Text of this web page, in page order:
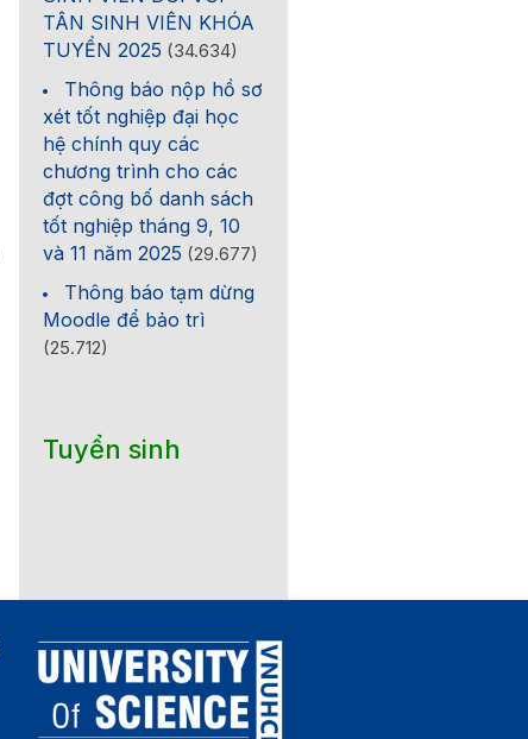
TÂN SINH VIÊN KHÓA
TUYỂN 2025 (34.634)
Thông báo nộp hồ sơ
xét tốt nghiệp đại học
hệ chính quy các
chương trình cho các
đợt công bố danh sách
tốt nghiệp tháng 9, 10
và 11 năm 2025 (29.677)
Thông báo tạm dừng
Moodle để bảo trì
(25.712)
Tuyển sinh